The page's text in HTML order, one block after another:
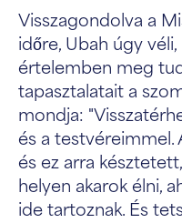
Visszagondolva a
időre, Ubah úgy
értelemben meg
tapasztalatait a
mondja:
és a
és ez arra
helyen akarok élni,
ide tartoznak. És